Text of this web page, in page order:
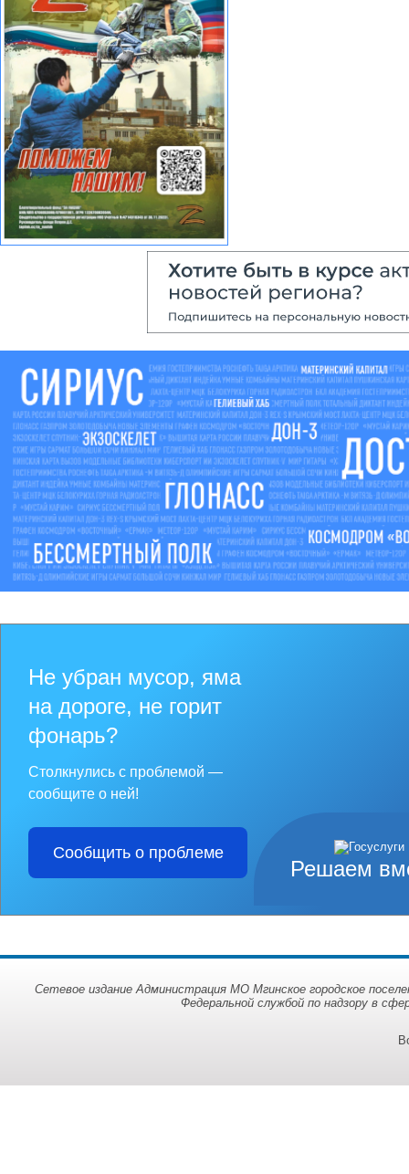
Решаем
Не убран мусор, яма
на дороге, не горит
фонарь?
Столкнулись с проблемой —
сообщите о ней!
Сообщить о проблеме
Сетевое издание Администрация МО Мгинское городское
Федеральной службой по надзору в